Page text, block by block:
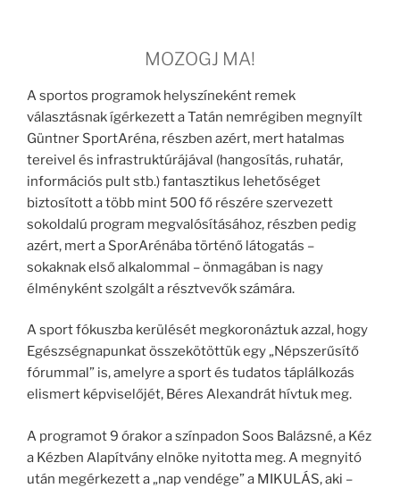
MOZOGJ MA!
A sportos programok helyszíneként remek
választásnak ígérkezett a Tatán nemrégiben megnyílt
Güntner SportAréna, részben azért, mert hatalmas
tereivel és infrastruktúrájával (hangosítás, ruhatár,
információs pult stb.) fantasztikus lehetőséget
biztosított a több mint 500 fő részére szervezett
sokoldalú program megvalósításához, részben pedig
azért, mert a SporArénába történő látogatás –
sokaknak első alkalommal – önmagában is nagy
élményként szolgált a résztvevők számára.
A sport fókuszba kerülését megkoronáztuk azzal, hogy
Egészségnapunkat összekötöttük egy „Népszerűsítő
fórummal” is, amelyre a sport és tudatos táplálkozás
elismert képviselőjét, Béres Alexandrát hívtuk meg.
A programot 9 órakor a színpadon Soos Balázsné, a Kéz
a Kézben Alapítvány elnöke nyitotta meg. A megnyitó
után megérkezett a „nap vendége” a MIKULÁS, aki –